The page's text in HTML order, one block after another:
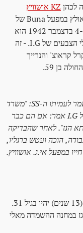
KZ אושוויץ
תחבורה. במהלך הזמן שבו הוא עובד כעובד מאולץ במפעל Buna של
IG Farben AG, הוא כותב כי Buna-Lied. ב-4 בדצמבר 1942 הוא
יימחק במפעל לאחר קבוצה של פיקוח על מנהלי הצבעים של I.G. - זה
קראוצ' והנרייך
אחד הדירקטורים הצביע על ד"ר לונר-בודה ואמר לעמיתו ה-SS: "משרד
היהודי הזה יכול גם לעבוד מהר יותר". עוד מנהל I.G אמר: אם הם כבר
הגז". לאחר שהבדיקה
הוכה ועטש ברגליו,
במפעל אי.ג. אושוויץ.
אשתו הלן ושתי בנותיו ליזלט (14 שנים) ואווה (13 שנים) יהיו בגיל 31.
גז במחנה ההשמדה מאלי